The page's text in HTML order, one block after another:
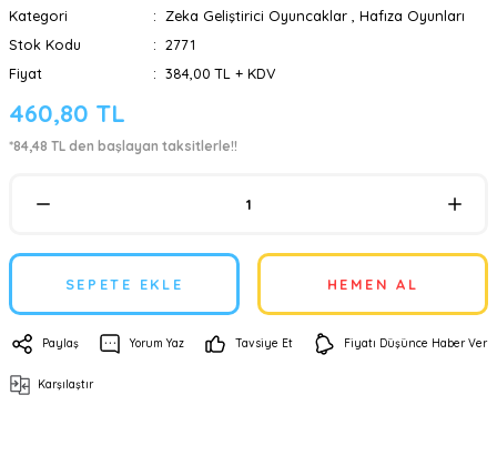
Kategori Zeka Geliştirici Oyuncaklar
Hafıza Oyunları
Stok Kodu
2771
Fiyat
384,00 TL + KDV
460,80 TL
*84,48 TL den başlayan taksitlerle!!
SEPETE EKLE HEMEN AL
Paylaş Yorum Yaz Tavsiye Et Fiyatı Düşünce Haber Ver
Karşılaştır